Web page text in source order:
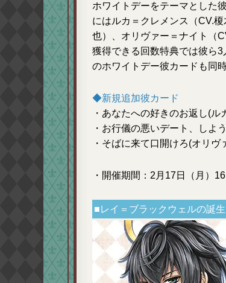
ホワイトデーをテーマとした
にはルカ＝クレメンス（CV.
也）、オリヴァー＝ナイト（
獲得できる回数特典では彼ら
のホワイトデー彼カードも同
◆新規追加彼カード
・あなたへの好きのお返し(ル
・お行儀の悪いデート、しよ
・そばに来て口開けろ(オリヴ
・開催期間：2月17日（月）
■レイ＝ブラックウェルの誕